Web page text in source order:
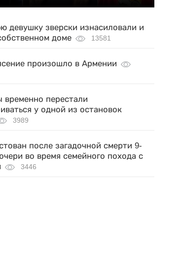
девушку зверски изнасиловали и
доме
13581
произошло в Армении
временно перестали
у одной из остановок
3989
после загадочной смерти 9-
во время семейного похода с
3446